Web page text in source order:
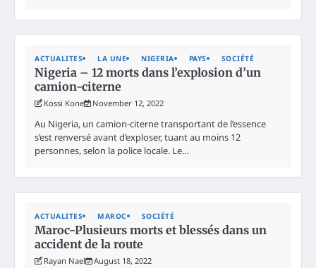
ACTUALITES LA UNE NIGERIA PAYS SOCIÉTÉ
Nigeria – 12 morts dans l’explosion d’un
camion-citerne
Kossi Kone November 12, 2022
Au Nigeria, un camion-citerne transportant de l’essence
s’est renversé avant d’exploser, tuant au moins 12
personnes, selon la police locale. Le…
ACTUALITES MAROC SOCIÉTÉ
Maroc-Plusieurs morts et blessés dans un
accident de la route
Rayan Nael August 18, 2022